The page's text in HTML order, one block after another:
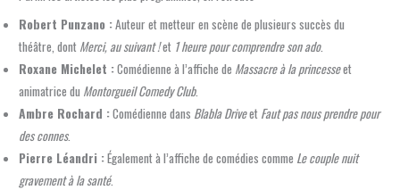
Robert Punzano :Auteur et metteur en scène de plusieurs succès du
théâtre, dont Merci, au suivant !et 1 heure pour comprendre son ado.
Roxane Michelet :Comédienne à l’affiche de Massacre à la princesseet
animatrice du Montorgueil Comedy Club.
Ambre Rochard :Comédienne dans Blabla Driveet Faut pas nous prendre pour
des connes.
Pierre Léandri :Également à l’affiche de comédies comme Le couple nuit
gravement à la santé.